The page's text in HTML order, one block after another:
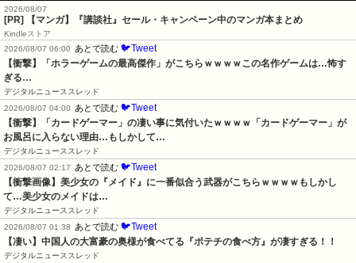
2026/08/07
[PR] 【マンガ】『講談社』セール・キャンペーン中のマンガ本まとめ
Kindleストア
2026/08/07 06:00
あとで読む 🐦Tweet
【衝撃】「ホラーゲームの最高傑作」がこちらｗｗｗｗこの名作ゲームは…怖す
ぎる…
デジタルニューススレッド
2026/08/07 04:00
あとで読む 🐦Tweet
【衝撃】「カードゲーマー」の凄い事に気付いたｗｗｗｗ「カードゲーマー」が
お風呂に入らない理由…もしかして…
デジタルニューススレッド
2026/08/07 02:17
あとで読む 🐦Tweet
【衝撃画像】美少女の『メイド』に一番似合う武器がこちらｗｗｗｗもしかし
て…美少女のメイドは…
デジタルニューススレッド
2026/08/07 01:38
あとで読む 🐦Tweet
【凄い】中国人の大富豪の奥様が食べてる『ポテチの食べ方』が凄すぎる！！
デジタルニューススレッド